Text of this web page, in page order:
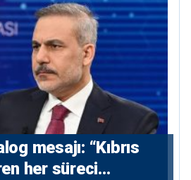
mesajı: “Kıbrıs
her süreci